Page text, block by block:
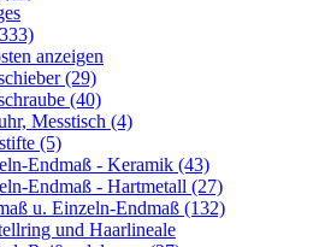
anzeigen
(29)
(40)
Messtisch (4)
(5)
Endmaß - Keramik (43)
Endmaß - Hartmetall (27)
u. Einzeln-Endmaß (132)
und Haarlineale